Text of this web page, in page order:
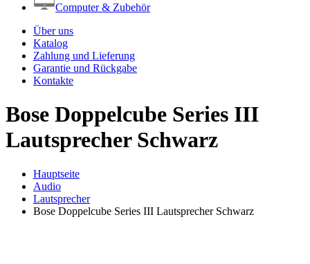
Computer & Zubehör
Über uns
Katalog
Zahlung und Lieferung
Garantie und Rückgabe
Kontakte
Bose Doppelcube Series III
Lautsprecher Schwarz
Hauptseite
Audio
Lautsprecher
Bose Doppelcube Series III Lautsprecher Schwarz